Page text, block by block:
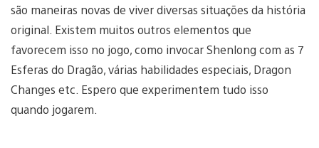
são maneiras novas de viver diversas situações da história
original. Existem muitos outros elementos que
favorecem isso no jogo, como invocar Shenlong com as 7
Esferas do Dragão, várias habilidades especiais, Dragon
Changes etc. Espero que experimentem tudo isso
quando jogarem.